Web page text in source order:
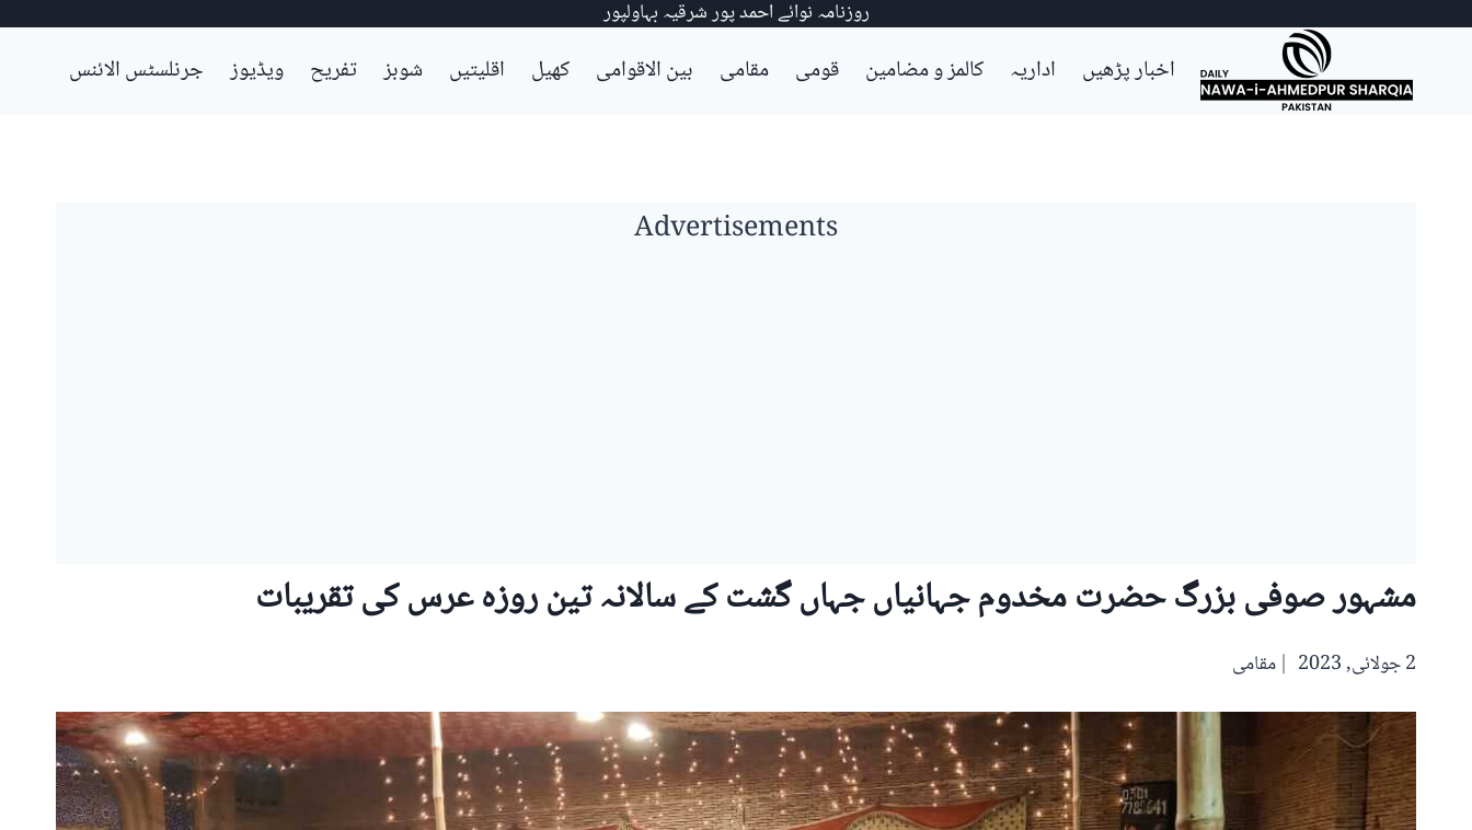
Skip
روزنامہ نوائے احمد پور شرقیہ بہاولپور
اخبار پڑھیں اداریہ کالمز و مضامین قومی مقامی بین الاقوامی کھیل اقلیتیں شوبز تفریح ویڈیوز جرنلسٹس الائنس
Advertisements
مشہور صوفی بزرگ حضرت مخدوم جہانیاں جہاں گشت کے سالانہ تین روزہ عرس کی تقریبات
2 جولائی, 2023 مقامی